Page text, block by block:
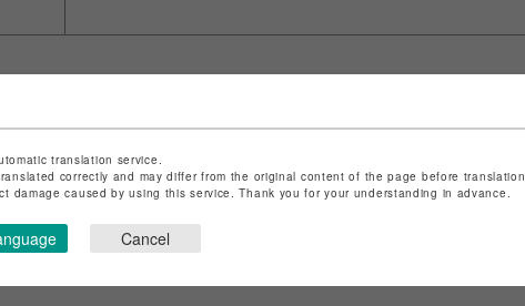
く表記は
こちら
ちら
SHOP TOP
translation service.
correctly and may differ from the original content of the page before translation.
caused by using this service. Thank you for your understanding in advance.
Cancel